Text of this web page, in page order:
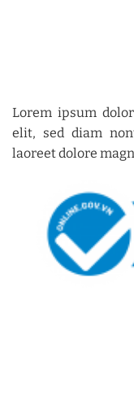
Lorem ipsum
elit, sed diam
laoreet dolore